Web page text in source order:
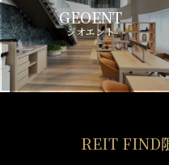
GEOENT
ジオエント
REIT FIND